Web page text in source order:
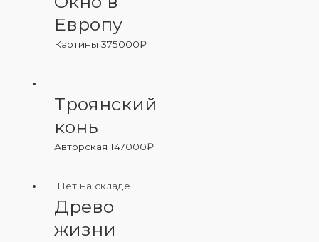
Европу
Картины375000₽
Троянский
конь
Авторская147000₽
Нет на складе
Древо
жизни